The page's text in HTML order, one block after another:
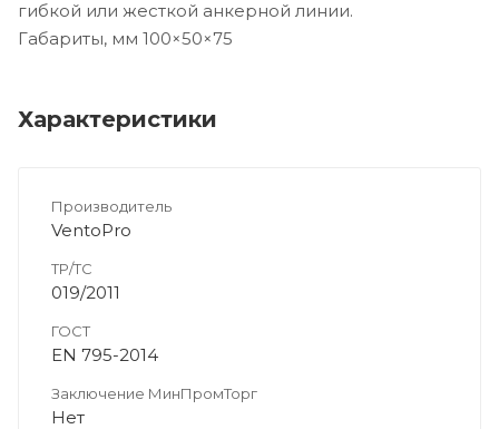
гибкой или жесткой анкерной линии.
Габариты, мм 100×50×75
Характеристики
Производитель
VentoPro
ТР/ТС
019/2011
ГОСТ
EN 795-2014
Заключение МинПромТорг
Нет